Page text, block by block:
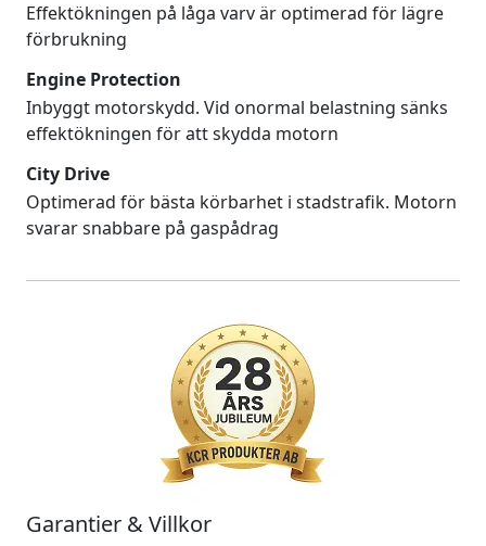
Effektökningen på låga varv är optimerad för lägre
förbrukning
Engine Protection
Inbyggt motorskydd. Vid onormal belastning sänks
effektökningen för att skydda motorn
City Drive
Optimerad för bästa körbarhet i stadstrafik. Motorn
svarar snabbare på gaspådrag
Garantier & Villkor